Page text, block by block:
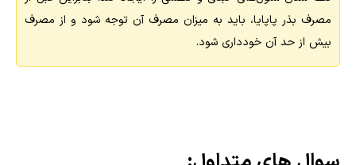
مصرف بذر پاپایا، باید به میزان مصرف آن توجه شود و از مصرف
بیش از حد آن خودداری شود.